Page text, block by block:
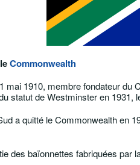
Commonwealth
mai 1910, membre fondateur du
statut de Westminsteren 1931,
a quitté le Commonwealth en
des baïonnettes fabriquées par